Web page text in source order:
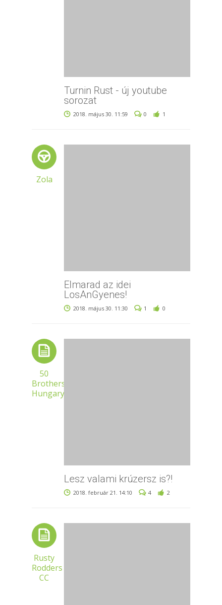
Turnin Rust - új youtube
sorozat
2018. május 30. 11:59 0 1
Zola
Elmarad az idei
LosAnGyenes!
2018. május 30. 11:30 1 0
50
Brothers
Hungary
Lesz valami krúzersz is?!
2018. február 21. 14:10 4 2
Rusty
Rodders
CC